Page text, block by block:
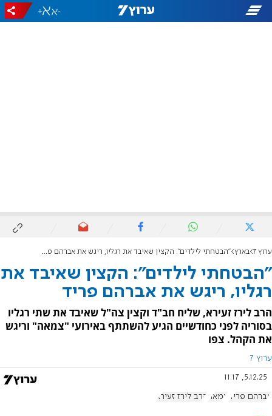
-
+
ערוץ 7 בארץ "הבטחתי לילדים": הקצין שאיבד את רגליו, ריגש את אברהם פריד
"הבטחתי לילדים": הקצין שאיבד את
רגליו, ריגש את אברהם פריד
הרב לירז זעירא, שליח חב"ד וקצין צה"ל שאיבד את שתי רגליו
בסוריה לפני כחודשיים הגיע להשתתף באירועי "צמאה" וריגש
את הקהל. צפו
ערוץ 7
5.12.25, 11:17
אברהם פריד צמאה הרב לירז זעירא